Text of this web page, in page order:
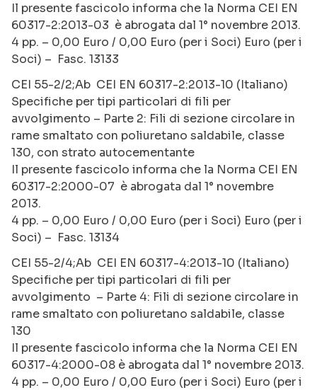
Il presente fascicolo informa che la Norma CEI EN
60317-2:2013-03 è abrogata dal 1° novembre 2013.
4 pp. – 0,00 Euro / 0,00 Euro (per i Soci) Euro (per i
Soci) – Fasc. 13133
CEI 55-2/2;Ab CEI EN 60317-2:2013-10 (Italiano)
Specifiche per tipi particolari di fili per
avvolgimento – Parte 2: Fili di sezione circolare in
rame smaltato con poliuretano saldabile, classe
130, con strato autocementante
Il presente fascicolo informa che la Norma CEI EN
60317-2:2000-07 è abrogata dal 1° novembre
2013.
4 pp. – 0,00 Euro / 0,00 Euro (per i Soci) Euro (per i
Soci) – Fasc. 13134
CEI 55-2/4;Ab CEI EN 60317-4:2013-10 (Italiano)
Specifiche per tipi particolari di fili per
avvolgimento – Parte 4: Fili di sezione circolare in
rame smaltato con poliuretano saldabile, classe
130
Il presente fascicolo informa che la Norma CEI EN
60317-4:2000-08 è abrogata dal 1° novembre 2013.
4 pp. – 0,00 Euro / 0,00 Euro (per i Soci) Euro (per i